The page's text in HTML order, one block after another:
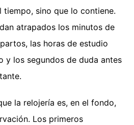
tiempo, sino que lo contiene.
atrapados los minutos de
las horas de estudio
y los segundos de duda antes
la relojería es, en el fondo,
Los primeros